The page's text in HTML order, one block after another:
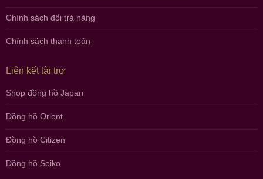
Chính sách đổi trả hàng
Chính sách thanh toán
Liên kết tài trợ
Shop đồng hồ Japan
Đồng hồ Orient
Đồng hồ Citizen
Đồng hồ Seiko